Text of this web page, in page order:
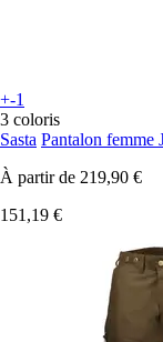
+-1
3 coloris
Sasta Pantalon femme
À partir de 219,90 €
151,19 €